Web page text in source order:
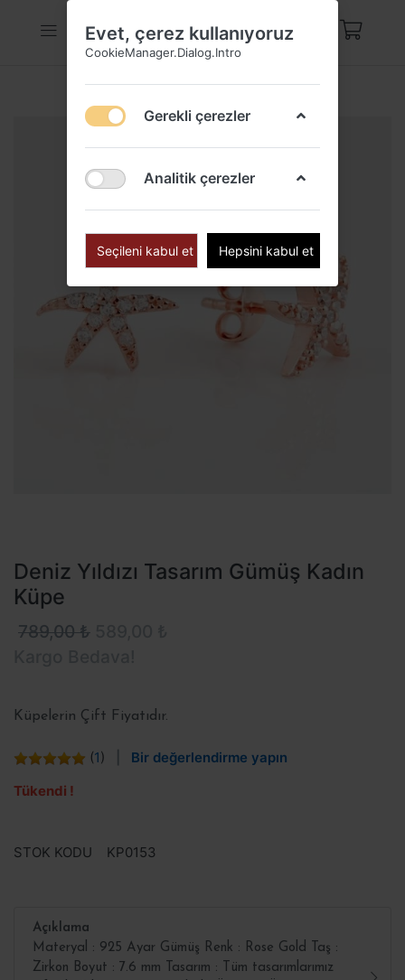
Deniz Yıldızı Tasarım Gümüş Kadın
Küpe
789,00 ₺
Küpelerin Çift Fiyatıdır.
(1)
Bir değerlendirme yapın
Tükendi !
STOK KODU KP0153
Açıklama
Materyal : 925 Ayar Gümüş Renk : Rose Gold Taş :
Zirkon Boyut : 7.6 mm Tasarım : Tüm tasarımlarımız
Evet, çerez kullanıyoruz
CookieManager.Dialog.Intro
Gerekli çerezler
Analitik çerezler
Seçileni kabul et Hepsini kabul et